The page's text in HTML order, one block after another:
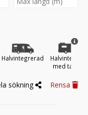
Halvintegrerad
med
sökning Rensa